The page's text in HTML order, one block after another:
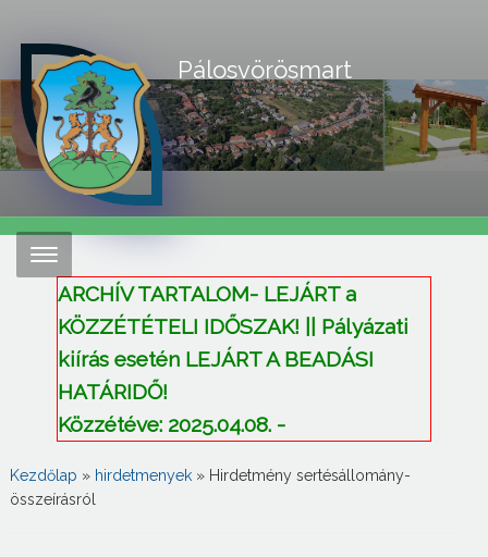
Pálosvörösmart
ARCHÍV TARTALOM- LEJÁRT a
KÖZZÉTÉTELI IDŐSZAK! || Pályázati
kiírás esetén LEJÁRT A BEADÁSI
HATÁRIDŐ!
Közzétéve: 2025.04.08. -
Kezdőlap » hirdetmenyek» Hirdetmény sertésállomány-
összeírásról